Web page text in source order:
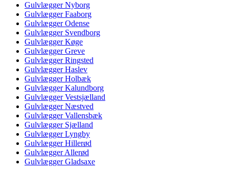
Gulvlægger Nyborg
Gulvlægger Faaborg
Gulvlægger Odense
Gulvlægger Svendborg
Gulvlægger Køge
Gulvlægger Greve
Gulvlægger Ringsted
Gulvlægger Haslev
Gulvlægger Holbæk
Gulvlægger Kalundborg
Gulvlægger Vestsjælland
Gulvlægger Næstved
Gulvlægger Vallensbæk
Gulvlægger Sjælland
Gulvlægger Lyngby
Gulvlægger Hillerød
Gulvlægger Allerød
Gulvlægger Gladsaxe